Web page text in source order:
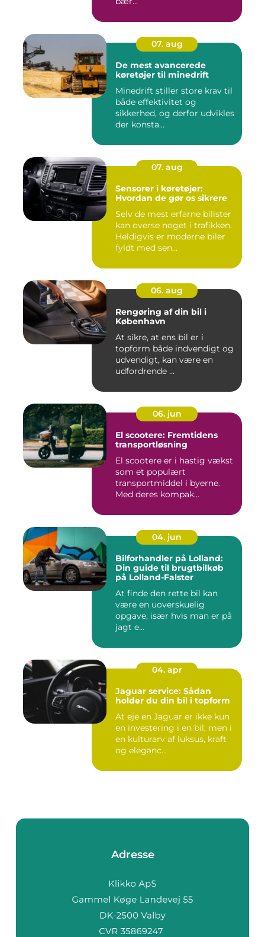
07. aug
De mest avancerede
køretøjer til minedrift
Minedrift stiller store krav til
både effektivitet og
sikkerhed, og derfor udvikles
der konsta...
07. aug
Sensorer i køretøjer:
Hvordan de gør os sikrere
Selv de mest erfarne bilister
kan overse noget i trafikken.
Heldigvis er moderne biler
fyldt med sen...
06. aug
Rengøring af din bil i
København
At sikre, at ens bil er i
topform både indvendigt og
udvendigt, kan være en
udfordrende ...
06. jun
El scootere: Fremtidens
transportløsning
El scootere er i hastig vækst
som et populært
transportmiddel i byerne.
Med deres kompak...
04. jun
Bilforhandler på Lolland:
Din guide til brugtbilkøb
på Lolland-Falster
At finde den rette bil kan
være en uoverskuelig
opgave, især hvis man er på
jagt e...
04. apr
Jaguar service: Sådan
holder du din bil i topform
At eje en Jaguar er ikke kun
en investering i en bil, men i
en kulturarv af luksus, kraft
og eleganc...
Adresse